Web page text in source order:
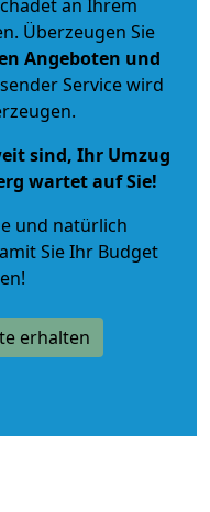
an Ihrem
Überzeugen Sie
Angeboten und
Service wird
sind, Ihr Umzug
wartet auf Sie!
und natürlich
Sie Ihr Budget
erhalten